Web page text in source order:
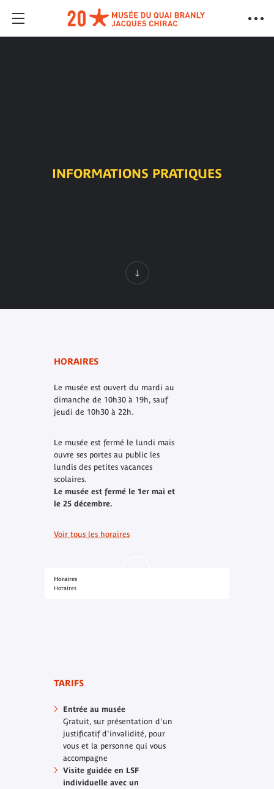
INFORMATIONS PRATIQUES
HORAIRES
Le musée est ouvert du mardi au
dimanche de 10h30 à 19h, sauf
jeudi de 10h30 à 22h.
Le musée est fermé le lundi mais
ouvre ses portes au public les
lundis des petites vacances
scolaires.
Le musée est fermé le 1er mai et
le 25 décembre.
Voir tous les horaires
Horaires
Horaires
TARIFS
Entrée au musée
Gratuit, sur présentation d'un
justificatif d'invalidité, pour
vous et la personne qui vous
accompagne
Visite guidée en LSF
individuelle avec un